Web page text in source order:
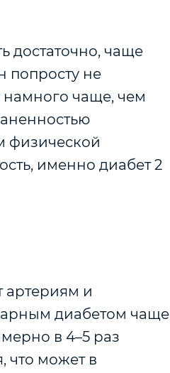
достаточно, чаще
попросту не
намного чаще, чем
физической
именно диабет 2
артериям и
диабетом чаще
в 4–5 раз
что может в